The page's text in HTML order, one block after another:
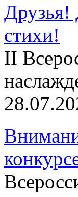
Друзья!
стихи!
II